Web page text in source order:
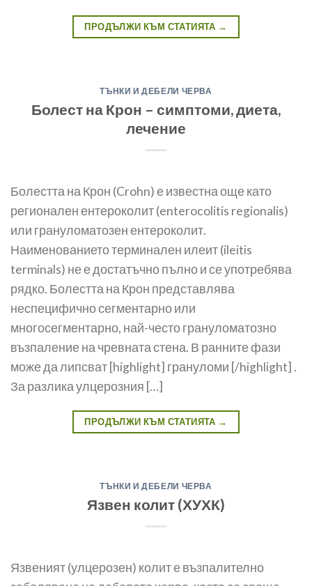
ПРОДЪЛЖИ КЪМ СТАТИЯТА →
ТЪНКИ И ДЕБЕЛИ ЧЕРВА
Болест на Крон – симптоми, диета,
лечение
Болестта на Крон (Crohn) е известна още като
регионален ентероколит (enterocolitis regionalis)
или грануломатозен ентероколит.
Наименованието терминален илеит (ileitis
terminals) не е достатъчно пълно и се употребява
рядко. Болестта на Крон представлява
неспецифично сегментарно или
многосегментарно, най-често грануломатозно
възпаление на чревната стена. В ранните фази
мо­же да липсват [highlight] грануломи [/highlight] .
За разлика улцерозния […]
ПРОДЪЛЖИ КЪМ СТАТИЯТА →
ТЪНКИ И ДЕБЕЛИ ЧЕРВА
Язвен колит (ХУХК)
Язвеният (улцерозен) колит е възпалително